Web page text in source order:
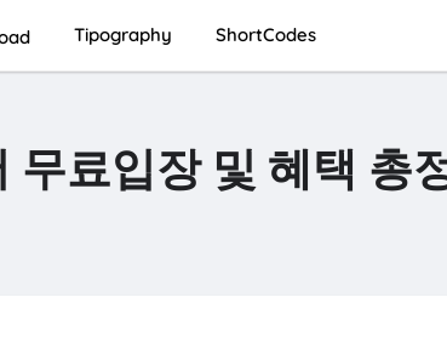
Tipography ShortCodes
료입장 및 혜택 총